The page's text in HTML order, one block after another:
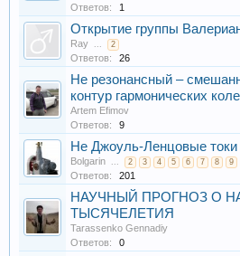
Ответов:
1
Открытие группы
Ray ... 2
Ответов: 26
Не резонансный –
контур гармонических
Artem Efimov
Ответов:
9
Не Джоуль-Ленцовые
Bolgarin ... 2 3 4 5 6 7 8 9
Ответов: 201
НАУЧНЫЙ ПРОГНОЗ О
ТЫСЯЧЕЛЕТИЯ
Tarassenko Gennadiy
Ответов:
0